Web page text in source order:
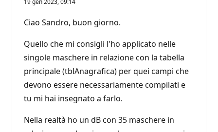
Ciao Sandro, buon giorno.
Quello che mi consigli l'ho applicato nelle
singole maschere in relazione con la tabella
principale (tblAnagrafica) per quei campi che
devono essere necessariamente compilati e
tu mi hai insegnato a farlo.
Nella realtà ho un dB con 35 maschere in